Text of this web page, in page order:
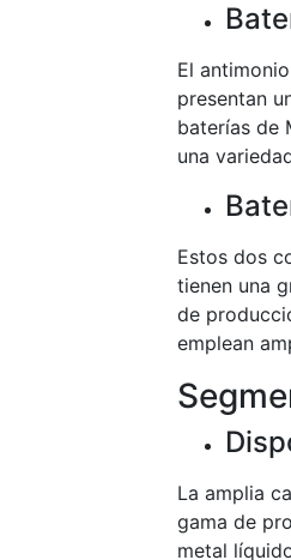
El
presentan
baterías de
una
Estos dos
tienen una
de
emplean
La amplia
gama de
metal